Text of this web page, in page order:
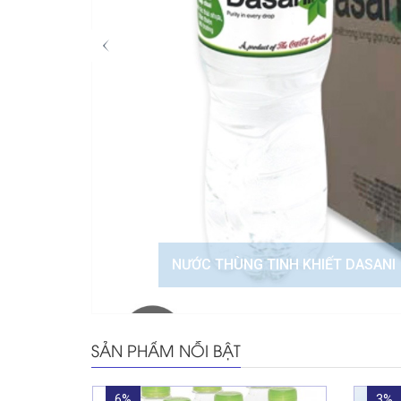
NƯỚC THÙNG TINH KHIẾT DASANI
SẢN PHẨM NỖI BẬT